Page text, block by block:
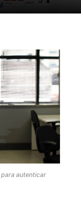
para autenticar